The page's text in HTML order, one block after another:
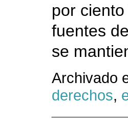
por
fuentes
se
Archivado
derechos,